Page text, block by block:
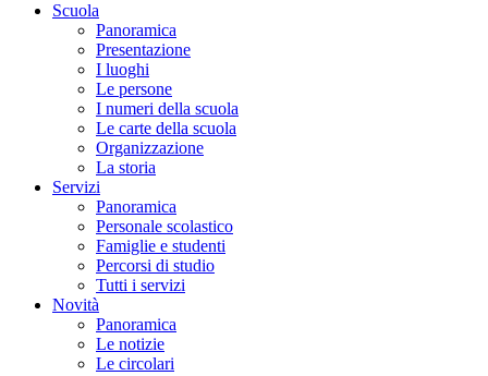
Scuola
Panoramica
Presentazione
I luoghi
Le persone
I numeri della scuola
Le carte della scuola
Organizzazione
La storia
Servizi
Panoramica
Personale scolastico
Famiglie e studenti
Percorsi di studio
Tutti i servizi
Novità
Panoramica
Le notizie
Le circolari